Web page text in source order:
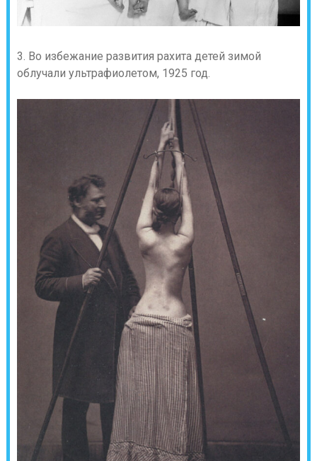
3. Во избежание развития рахита детей зимой
облучали ультрафиолетом, 1925 год.